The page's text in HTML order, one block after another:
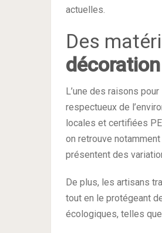
actuelles.
Des
L’une des raisons
respectueux de
locales et certifiées
on retrouve
présentent des
De plus, les artisans
tout en le protégeant
écologiques, telles